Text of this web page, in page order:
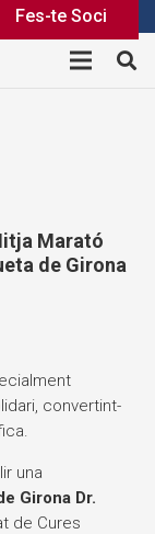
Fes-te Soci
Marató
de Girona
convertint-
una
Girona Dr.
de Cures